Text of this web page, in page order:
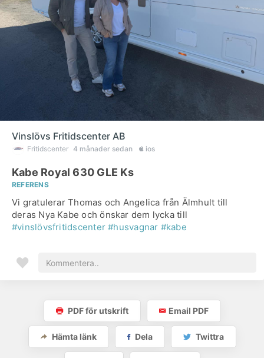
Vinslövs Fritidscenter AB
Fritidscenter 4 månader sedan ios
Kabe Royal 630 GLE Ks
REFERENS
Vi gratulerar Thomas och Angelica från Älmhult till
deras Nya Kabe och önskar dem lycka till
#vinslövsfritidscenter #husvagnar #kabe
PDF för utskrift Email PDF
Hämta länk Dela Twittra